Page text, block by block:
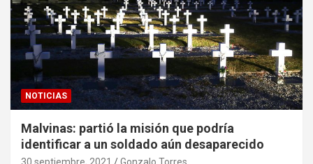
NOTICIAS
Malvinas: partió la misión que podría
identificar a un soldado aún desaparecido